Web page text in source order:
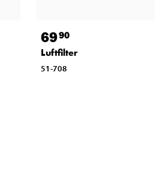
6990
Luftfilter
51-708